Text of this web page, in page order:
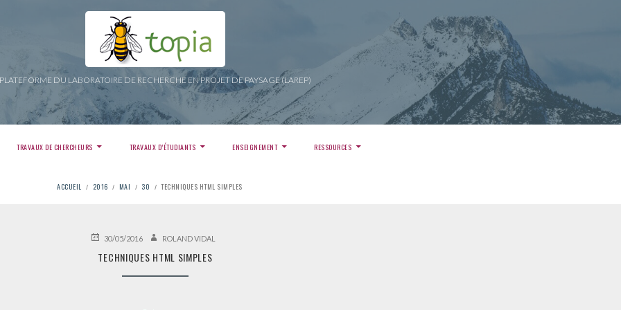
PLATEFORME DU LABORATOIRE DE RECHERCHE EN PROJET DE PAYSAGE (LAREP)
TRAVAUX DE CHERCHEURS TRAVAUX D’ÉTUDIANTS ENSEIGNEMENT RESSOURCES
ACCUEIL 2016 MAI 30 TECHNIQUES HTML SIMPLES
PUBLIÉ30/05/2016 AUTEURROLAND VIDAL
TECHNIQUES HTML SIMPLES